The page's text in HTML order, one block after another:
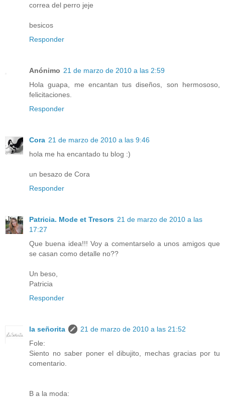
correa del perro jeje
besicos
Responder
Anónimo 21 de marzo de 2010 a las 2:59
Hola guapa, me encantan tus diseños, son hermososo,
felicitaciones.
Responder
Cora 21 de marzo de 2010 a las 9:46
hola me ha encantado tu blog :)
un besazo de Cora
Responder
Patricia. Mode et Tresors 21 de marzo de 2010 a las
17:27
Que buena idea!!! Voy a comentarselo a unos amigos que
se casan como detalle no??
Un beso,
Patricia
Responder
la señorita
21 de marzo de 2010 a las 21:52
Fole:
Siento no saber poner el dibujito, mechas gracias por tu
comentario.
B a la moda: